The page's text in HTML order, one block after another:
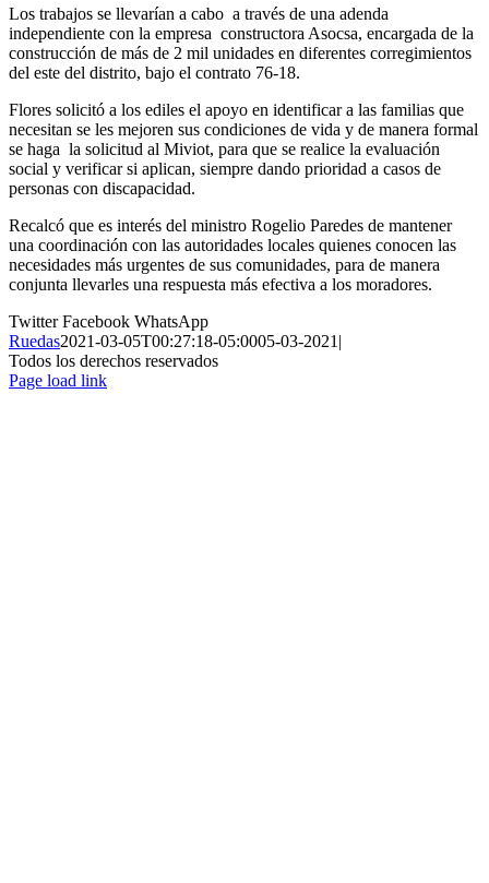
Los trabajos se llevarían a cabo a través de una adenda
independiente con la empresa constructora Asocsa, encargada de la
construcción de más de 2 mil unidades en diferentes corregimientos
del este del distrito, bajo el contrato 76-18.
Flores solicitó a los ediles el apoyo en identificar a las familias que
necesitan se les mejoren sus condiciones de vida y de manera formal
se haga la solicitud al Miviot, para que se realice la evaluación
social y verificar si aplican, siempre dando prioridad a casos de
personas con discapacidad.
Recalcó que es interés del ministro Rogelio Paredes de mantener
una coordinación con las autoridades locales quienes conocen las
necesidades más urgentes de sus comunidades, para de manera
conjunta llevarles una respuesta más efectiva a los moradores.
TwitterFacebook WhatsApp
Ruedas2021-03-05T00:27:18-05:0005-03-2021|
Todos los derechos reservados
Page load link